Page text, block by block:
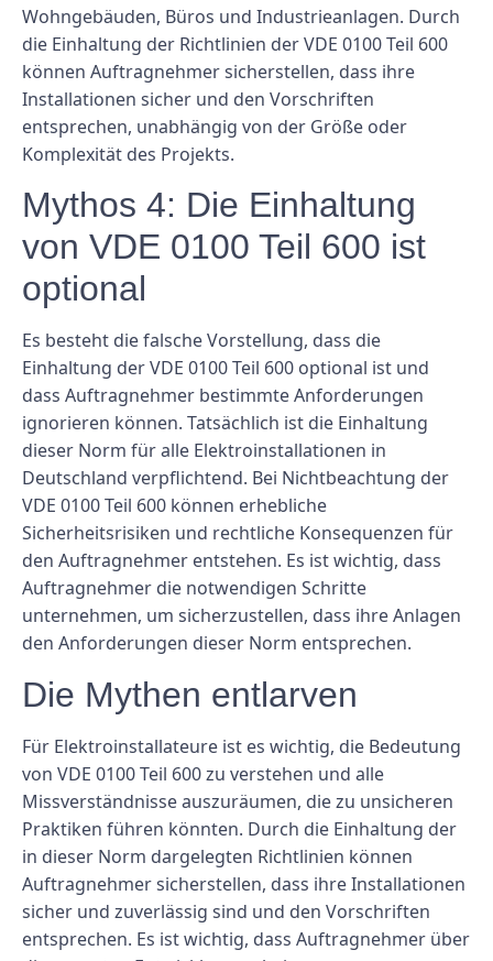
Wohngebäuden, Büros und Industrieanlagen. Durch
die Einhaltung der Richtlinien der VDE 0100 Teil 600
können Auftragnehmer sicherstellen, dass ihre
Installationen sicher und den Vorschriften
entsprechen, unabhängig von der Größe oder
Komplexität des Projekts.
Mythos 4: Die Einhaltung
von VDE 0100 Teil 600 ist
optional
Es besteht die falsche Vorstellung, dass die
Einhaltung der VDE 0100 Teil 600 optional ist und
dass Auftragnehmer bestimmte Anforderungen
ignorieren können. Tatsächlich ist die Einhaltung
dieser Norm für alle Elektroinstallationen in
Deutschland verpflichtend. Bei Nichtbeachtung der
VDE 0100 Teil 600 können erhebliche
Sicherheitsrisiken und rechtliche Konsequenzen für
den Auftragnehmer entstehen. Es ist wichtig, dass
Auftragnehmer die notwendigen Schritte
unternehmen, um sicherzustellen, dass ihre Anlagen
den Anforderungen dieser Norm entsprechen.
Die Mythen entlarven
Für Elektroinstallateure ist es wichtig, die Bedeutung
von VDE 0100 Teil 600 zu verstehen und alle
Missverständnisse auszuräumen, die zu unsicheren
Praktiken führen könnten. Durch die Einhaltung der
in dieser Norm dargelegten Richtlinien können
Auftragnehmer sicherstellen, dass ihre Installationen
sicher und zuverlässig sind und den Vorschriften
entsprechen. Es ist wichtig, dass Auftragnehmer über